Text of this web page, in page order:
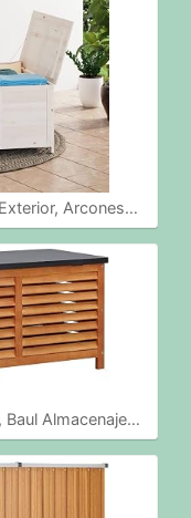
Arcones…
Baul Almacenaje…